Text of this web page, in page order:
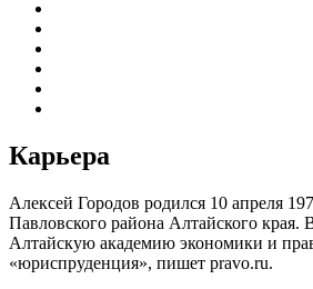
Карьера
Алексей Городов родился 10 апреля
Павловского района Алтайского края.
Алтайскую академию экономики и
«юриспруденция», пишет pravo.ru.